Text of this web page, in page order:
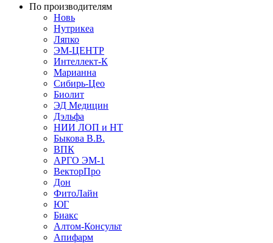
По производителям
Новь
Нутрикеа
Ляпко
ЭМ-ЦЕНТР
Интеллект-К
Марианна
Сибирь-Цео
Биолит
ЭД Медицин
Дэльфа
НИИ ЛОП и НТ
Быкова В.В.
ВПК
АРГО ЭМ-1
ВекторПро
Дон
ФитоЛайн
ЮГ
Биакс
Алтом-Консульт
Апифарм